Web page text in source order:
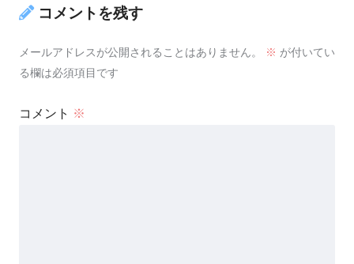
コメントを残す
メールアドレスが公開されることはありません。 ※ が付いてい
る欄は必須項目です
コメント ※